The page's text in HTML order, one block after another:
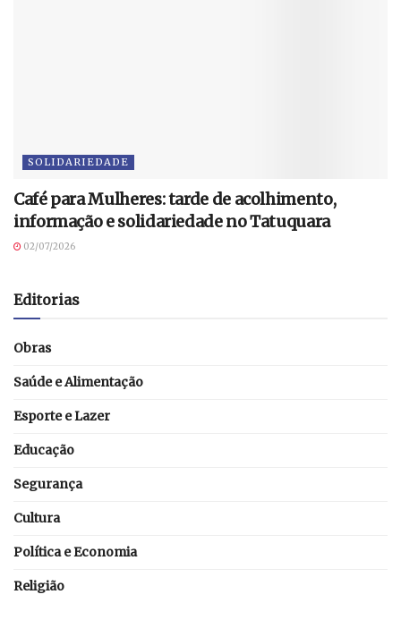
SOLIDARIEDADE
Café para Mulheres: tarde de acolhimento,
informação e solidariedade no Tatuquara
02/07/2026
Editorias
Obras
Saúde e Alimentação
Esporte e Lazer
Educação
Segurança
Cultura
Política e Economia
Religião